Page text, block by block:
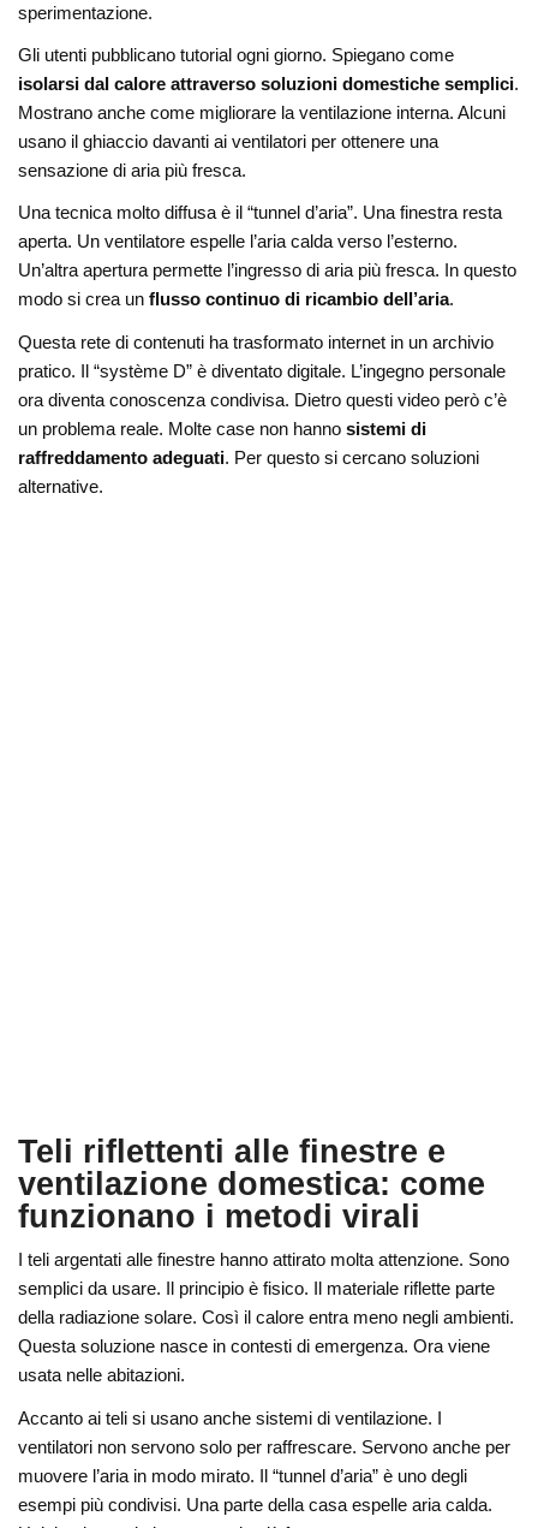
sperimentazione.
Gli utenti pubblicano tutorial ogni giorno. Spiegano come
isolarsi dal calore attraverso soluzioni domestiche semplici.
Mostrano anche come migliorare la ventilazione interna. Alcuni
usano il ghiaccio davanti ai ventilatori per ottenere una
sensazione di aria più fresca.
Una tecnica molto diffusa è il “tunnel d’aria”. Una finestra resta
aperta. Un ventilatore espelle l’aria calda verso l’esterno.
Un’altra apertura permette l’ingresso di aria più fresca. In questo
modo si crea unflusso continuo di ricambio dell’aria.
Questa rete di contenuti ha trasformato internet in un archivio
pratico. Il “système D” è diventato digitale. L’ingegno personale
ora diventa conoscenza condivisa. Dietro questi video però c’è
un problema reale. Molte case non hannosistemi di
raffreddamento adeguati. Per questo si cercano soluzioni
alternative.
Teli riflettenti alle finestre e
ventilazione domestica: come
funzionano i metodi virali
I teli argentati alle finestre hanno attirato molta attenzione. Sono
semplici da usare. Il principio è fisico. Il materiale riflette parte
della radiazione solare. Così il calore entra meno negli ambienti.
Questa soluzione nasce in contesti di emergenza. Ora viene
usata nelle abitazioni.
Accanto ai teli si usano anche sistemi di ventilazione. I
ventilatori non servono solo per raffrescare. Servono anche per
muovere l’aria in modo mirato. Il “tunnel d’aria” è uno degli
esempi più condivisi. Una parte della casa espelle aria calda.